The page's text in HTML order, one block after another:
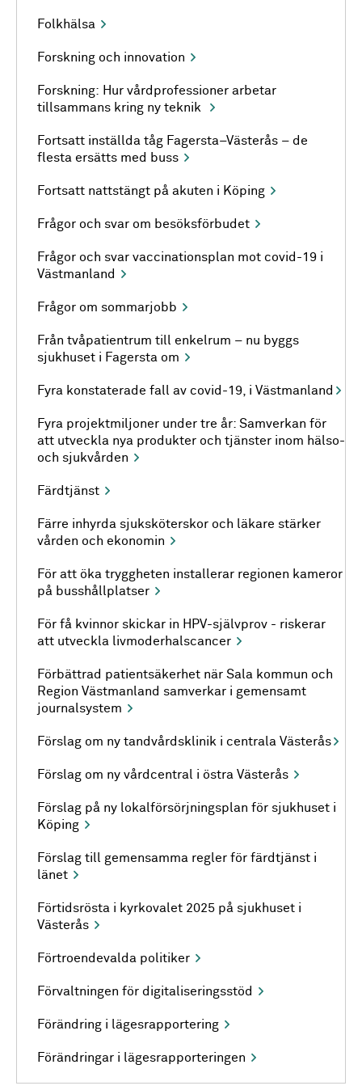
Folkhälsa
Forskning och innovation
Forskning: Hur vårdprofessioner arbetar
tillsammans kring ny teknik
Fortsatt inställda tåg Fagersta–Västerås – de
flesta ersätts med buss
Fortsatt nattstängt på akuten i Köping
Frågor och svar om besöksförbudet
Frågor och svar vaccinationsplan mot covid-19 i
Västmanland
Frågor om sommarjobb
Från tvåpatientrum till enkelrum – nu byggs
sjukhuset i Fagersta om
Fyra konstaterade fall av covid-19, i Västmanland
Fyra projektmiljoner under tre år: Samverkan för
att utveckla nya produkter och tjänster inom hälso-
och sjukvården
Färdtjänst
Färre inhyrda sjuksköterskor och läkare stärker
vården och ekonomin
För att öka tryggheten installerar regionen kameror
på busshållplatser
För få kvinnor skickar in HPV-självprov - riskerar
att utveckla livmoderhalscancer
Förbättrad patientsäkerhet när Sala kommun och
Region Västmanland samverkar i gemensamt
journalsystem
Förslag om ny tandvårdsklinik i centrala Västerås
Förslag om ny vårdcentral i östra Västerås
Förslag på ny lokalförsörjningsplan för sjukhuset i
Köping
Förslag till gemensamma regler för färdtjänst i
länet
Förtidsrösta i kyrkovalet 2025 på sjukhuset i
Västerås
Förtroendevalda politiker
Förvaltningen för digitaliseringsstöd
Förändring i lägesrapportering
Förändringar i lägesrapporteringen